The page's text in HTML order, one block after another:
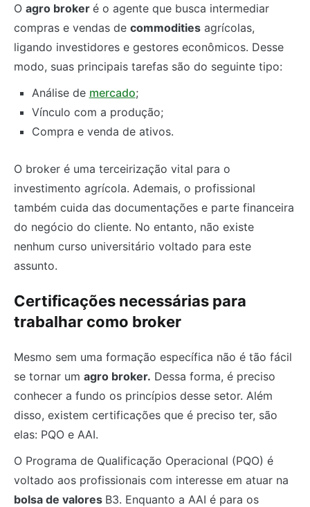
O agro broker é o agente que busca intermediar
compras e vendas de commodities agrícolas,
ligando investidores e gestores econômicos. Desse
modo, suas principais tarefas são do seguinte tipo:
Análise de mercado;
Vínculo com a produção;
Compra e venda de ativos.
O broker é uma terceirização vital para o
investimento agrícola. Ademais, o profissional
também cuida das documentações e parte financeira
do negócio do cliente. No entanto, não existe
nenhum curso universitário voltado para este
assunto.
Certificações necessárias para
trabalhar como broker
Mesmo sem uma formação específica não é tão fácil
se tornar um agro broker. Dessa forma, é preciso
conhecer a fundo os princípios desse setor. Além
disso, existem certificações que é preciso ter, são
elas: PQO e AAI.
O Programa de Qualificação Operacional (PQO) é
voltado aos profissionais com interesse em atuar na
bolsa de valores B3. Enquanto a AAI é para os